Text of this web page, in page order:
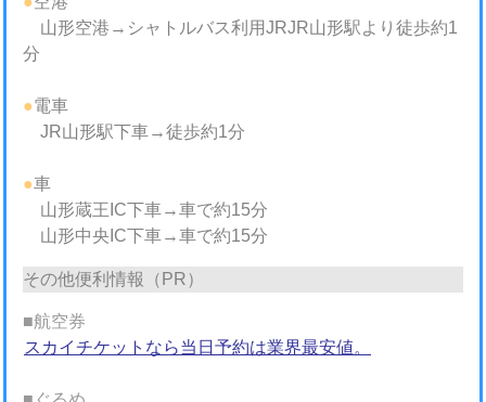
山形空港→シャトルバス利用JRJR山形駅より徒歩約1
分
●電車
JR山形駅下車→徒歩約1分
●車
山形蔵王IC下車→車で約15分
山形中央IC下車→車で約15分
その他便利情報（PR）
■航空券
スカイチケットなら当日予約は業界最安値。